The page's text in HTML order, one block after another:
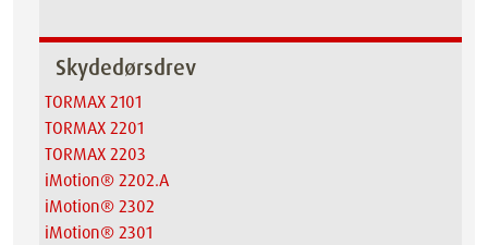
Skydedørsdrev
TORMAX 2101
TORMAX 2201
TORMAX 2203
iMotion® 2202.A
iMotion® 2302
iMotion® 2301